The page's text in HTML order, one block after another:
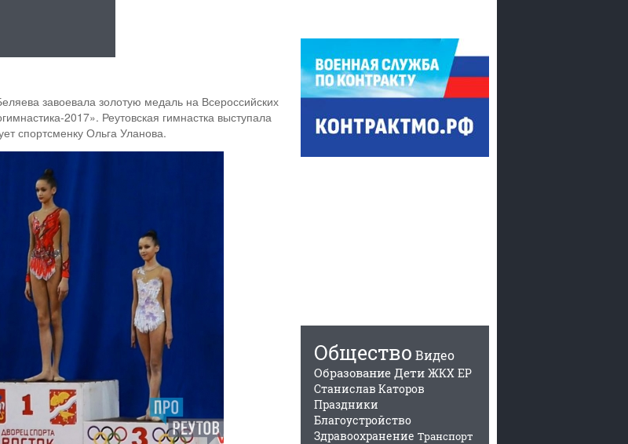
завоевала золотую медаль на Всероссийских
2017». Реутовская гимнастка выступала
спортсменку Ольга Уланова.
Общество Видео
Образование Дети ЖКХ ЕР
Станислав Каторов
Праздники
Благоустройство
Здравоохранение Транспорт